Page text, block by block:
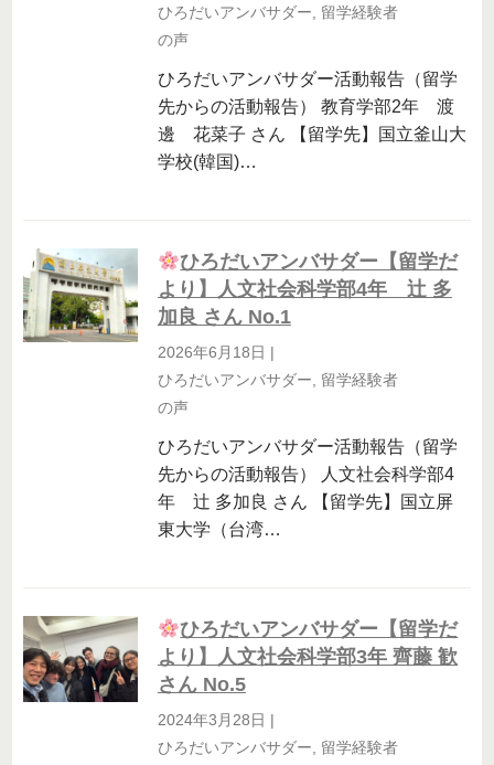
ひろだいアンバサダー
留学経験者
の声
ひろだいアンバサダー活動報告（留学
先からの活動報告） 教育学部2年 渡
邊 花菜子 さん 【留学先】国立釜山大
学校(韓国)…
ひろだいアンバサダー【留学だ
より】人文社会科学部4年 辻 多
加良 さん No.1
2026年6月18日 |
ひろだいアンバサダー
留学経験者
の声
ひろだいアンバサダー活動報告（留学
先からの活動報告） 人文社会科学部4
年 辻 多加良 さん 【留学先】国立屏
東大学（台湾…
ひろだいアンバサダー【留学だ
より】人文社会科学部3年 齊藤 歓
さん No.5
2024年3月28日 |
ひろだいアンバサダー
留学経験者